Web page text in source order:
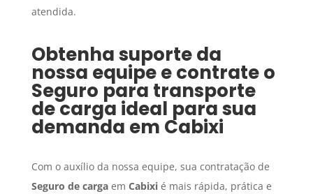
atendida.
Obtenha suporte da
nossa equipe e contrate o
Seguro para transporte
de carga ideal para sua
demanda em Cabixi
Com o auxílio da nossa equipe, sua contratação de
Seguro de cargaem Cabixié mais rápida, prática e